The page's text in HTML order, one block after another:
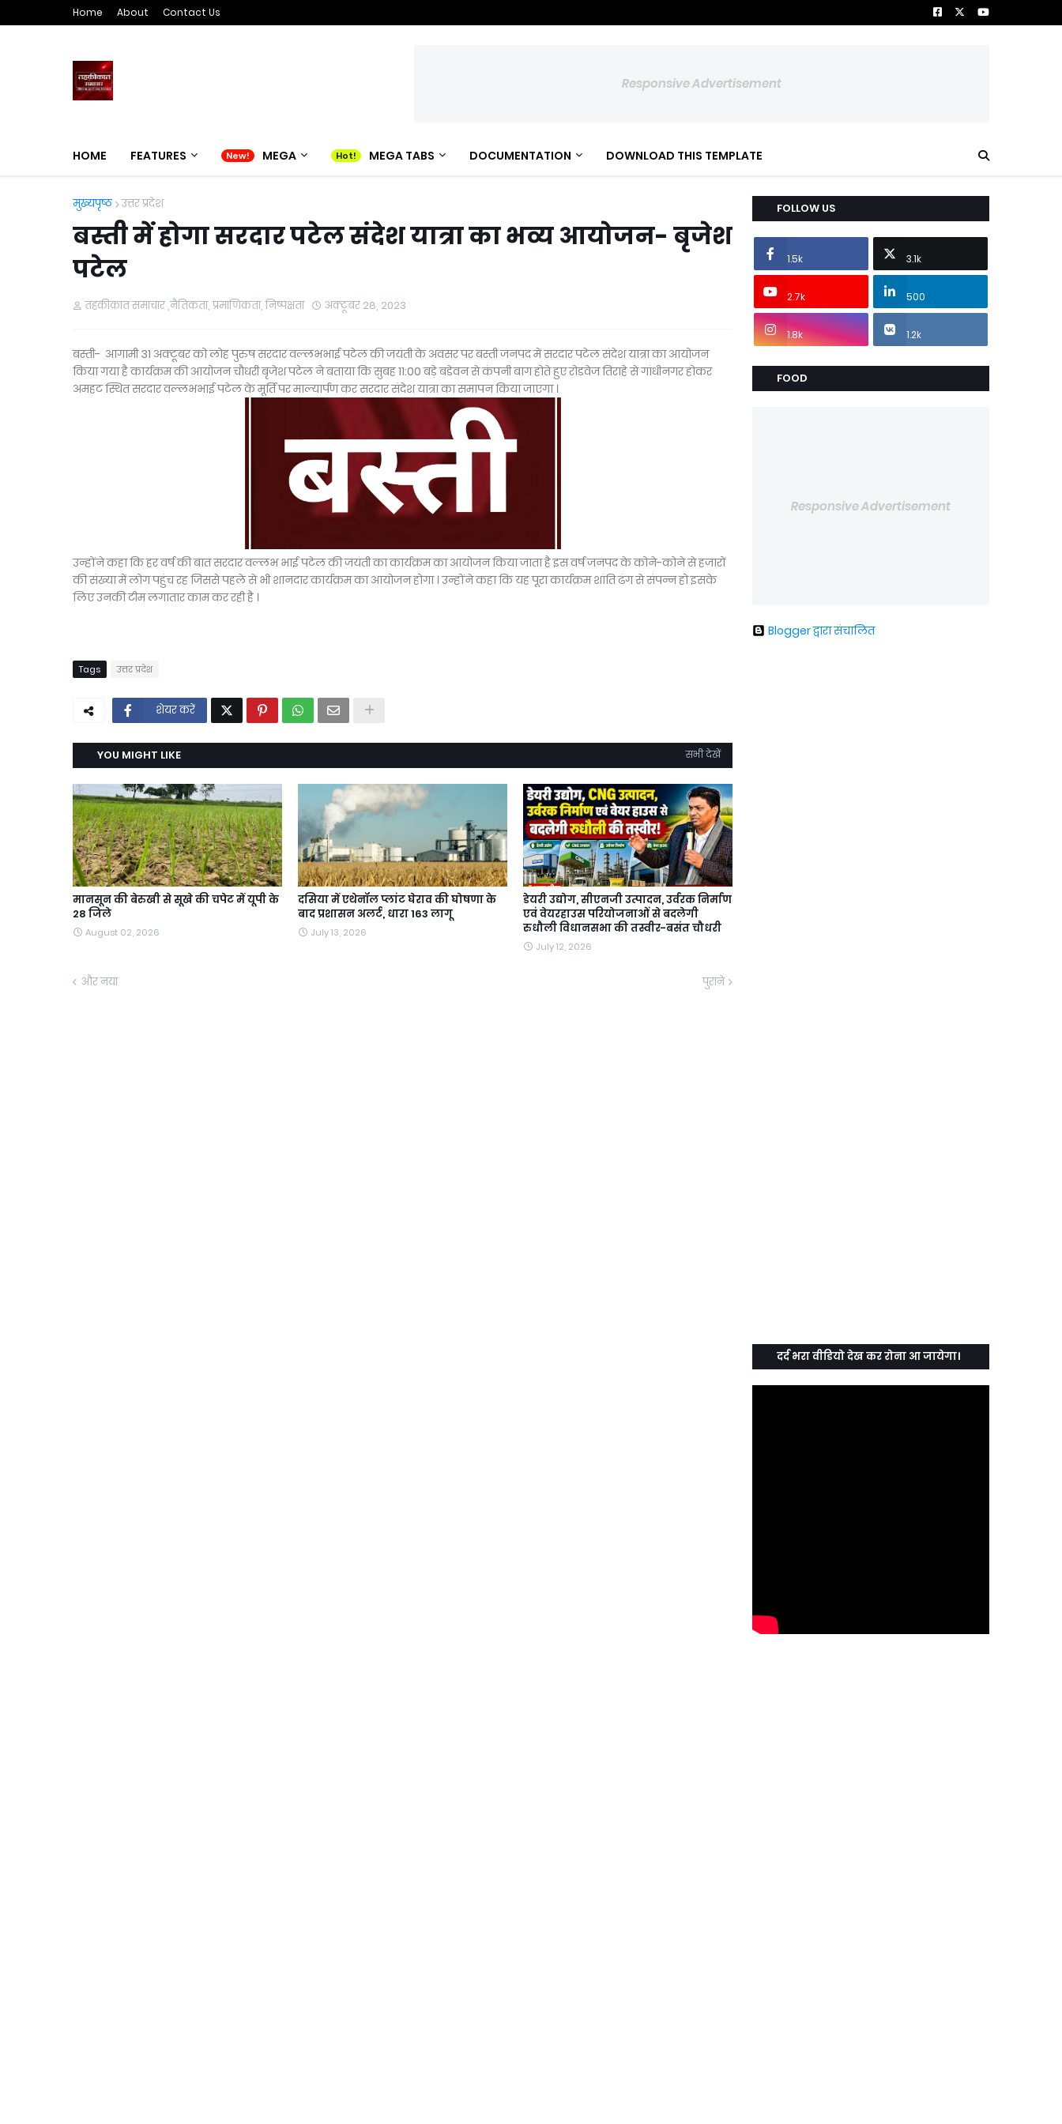
Home About Contact Us
Responsive Advertisement
HOME FEATURES MEGA MEGA TABS DOCUMENTATION DOWNLOAD THIS TEMPLATE
मुख्यपृष्ठ उत्तर प्रदेश
बस्ती में होगा सरदार पटेल संदेश यात्रा का भव्य आयोजन- बृजेश
पटेल
तहकीकात समाचार ,नैतिकता, प्रमाणिकता, निष्पक्षता अक्टूबर 28, 2023
बस्ती- आगामी 31 अक्टूबर को लोह पुरुष सरदार वल्लभभाई पटेल की जयंती के अवसर पर बस्ती जनपद में सरदार पटेल संदेश यात्रा का आयोजन
किया गया है कार्यक्रम की आयोजन चौधरी बृजेश पटेल ने बताया कि सुबह 11:00 बड़े बडेवन से कंपनी बाग होते हुए रोडवेज तिराहे से गांधीनगर होकर
अमहट स्थित सरदार वल्लभभाई पटेल के मूर्ति पर माल्यार्पण कर सरदार संदेश यात्रा का समापन किया जाएगा ।
उन्होंने कहा कि हर वर्ष की बात सरदार वल्लभ भाई पटेल की जयंती का कार्यक्रम का आयोजन किया जाता है इस वर्ष जनपद के कोने-कोने से हजारों
की संख्या में लोग पहुंच रह जिससे पहले से भी शानदार कार्यक्रम का आयोजन होगा । उन्होंने कहा कि यह पूरा कार्यक्रम शांति ढंग से संपन्न हो इसके
लिए उनकी टीम लगातार काम कर रही है ।
Tags उत्तर प्रदेश
शेयर करें
YOU MIGHT LIKE सभी देखें
मानसून की बेरुखी से सूखे की चपेट में यूपी के
28 जिले
August 02, 2026
दसिया में एथेनॉल प्लांट घेराव की घोषणा के
बाद प्रशासन अलर्ट, धारा 163 लागू
July 13, 2026
डेयरी उद्योग, सीएनजी उत्पादन, उर्वरक निर्माण
एवं वेयरहाउस परियोजनाओं से बदलेगी
रुधौली विधानसभा की तस्वीर-बसंत चौधरी
July 12, 2026
और नया पुराने
FOLLOW US
1.5k 3.1k
2.7k 500
1.8k 1.2k
FOOD
Responsive Advertisement
Blogger द्वारा संचालित
दर्द भरा वीडियो देख कर रोना आ जायेगा।